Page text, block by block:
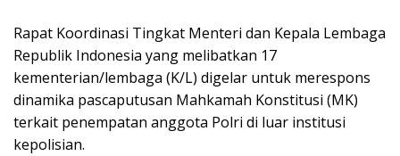
Rapat Koordinasi Tingkat Menteri dan Kepala Lembaga
Republik Indonesia yang melibatkan 17
kementerian/lembaga (K/L) digelar untuk merespons
dinamika pascaputusan Mahkamah Konstitusi (MK)
terkait penempatan anggota Polri di luar institusi
kepolisian.